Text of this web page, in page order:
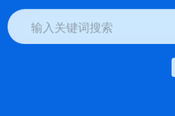
输入关键词搜索